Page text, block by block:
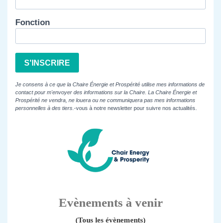
Fonction
S'INSCRIRE
Je consens à ce que la Chaire Énergie et Prospérité utilise mes informations de
contact pour m'envoyer des informations sur la Chaire. La Chaire Énergie et
Prospérité ne vendra, ne louera ou ne communiquera pas mes informations
personnelles à des tiers. -vous à notre newsletter pour suivre nos actualités.
Evènements à venir
(Tous les évènements)